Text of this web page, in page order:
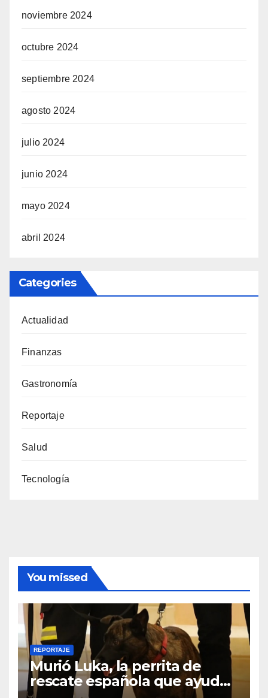
noviembre 2024
octubre 2024
septiembre 2024
agosto 2024
julio 2024
junio 2024
mayo 2024
abril 2024
Categories
Actualidad
Finanzas
Gastronomía
Reportaje
Salud
Tecnología
You missed
REPORTAJE
Murió Luka, la perrita de
rescate española que ayudó